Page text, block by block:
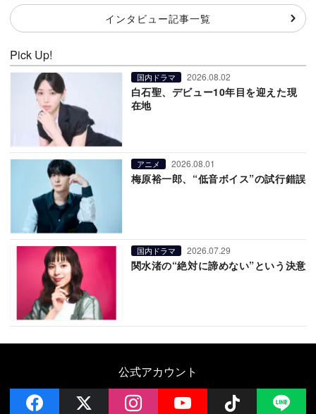
インタビュー記事一覧
Pick Up!
国内ドラマ 2026.08.02
白石聖、デビュー10年目を迎えた現
在地
アニメ 2026.08.01
梅原裕一郎、“低音ボイス”の試行錯誤
国内ドラマ 2026.07.29
関水渚の“絶対に諦めない”という決意
公式アカウント
facebook instagramYouTube Follow